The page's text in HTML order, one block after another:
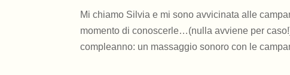
Mi chiamo Silvia e mi sono avvicinata alle
momento di conoscerle…(nulla avviene per
compleanno: un massaggio sonoro con le